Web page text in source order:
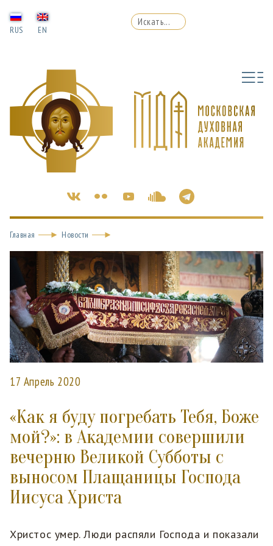
RUS EN
Главная Новости
17 Апрель 2020
«Как я буду погребать Тебя, Боже
мой?»: в Академии совершили
вечерню Великой Субботы с
выносом Плащаницы Господа
Иисуса Христа
Христос умер. Люди распяли Господа и показали